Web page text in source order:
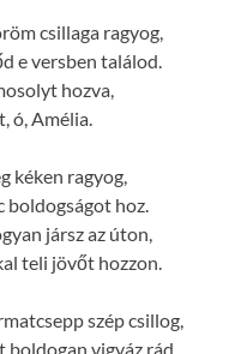
csillaga ragyog,
e versben találod.
hozva,
ó, Amélia.
kéken ragyog,
boldogságot hoz.
jársz az úton,
teli jövőt hozzon.
szép csillog,
boldogan vigyáz rád.